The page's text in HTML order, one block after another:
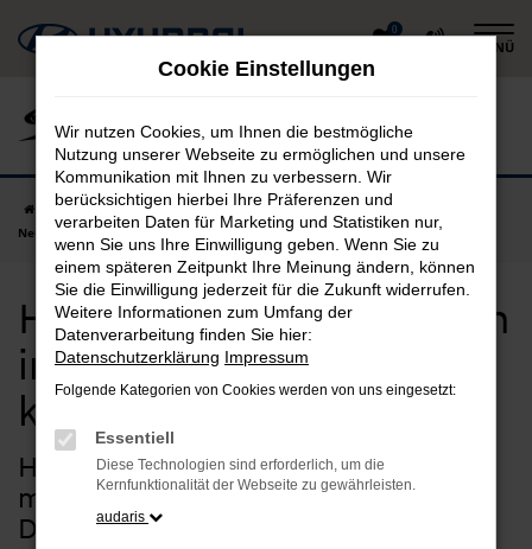
Zum
Hauptinhalt
0
MENÜ
Startseite Dingolfing Hyundai Hyundai KONA
Neuwagen in Dingolfing günstig kaufen
Hyundai KONA Neuwagen
in Dingolfing günstig
kaufen
Hyundai KONA Neuwagen –
maßgeschneiderte Qualität für
Dingolfing
Cookie Einstellungen
Wir nutzen Cookies, um Ihnen die bestmögliche
Nutzung unserer Webseite zu ermöglichen und unsere
Kommunikation mit Ihnen zu verbessern. Wir
berücksichtigen hierbei Ihre Präferenzen und
verarbeiten Daten für Marketing und Statistiken nur,
wenn Sie uns Ihre Einwilligung geben. Wenn Sie zu
einem späteren Zeitpunkt Ihre Meinung ändern, können
Sie die Einwilligung jederzeit für die Zukunft widerrufen.
Weitere Informationen zum Umfang der
Datenverarbeitung finden Sie hier:
Datenschutzerklärung Impressum
Folgende Kategorien von Cookies werden von uns eingesetzt:
Essentiell
Diese Technologien sind erforderlich, um die
Kernfunktionalität der Webseite zu gewährleisten.
audaris